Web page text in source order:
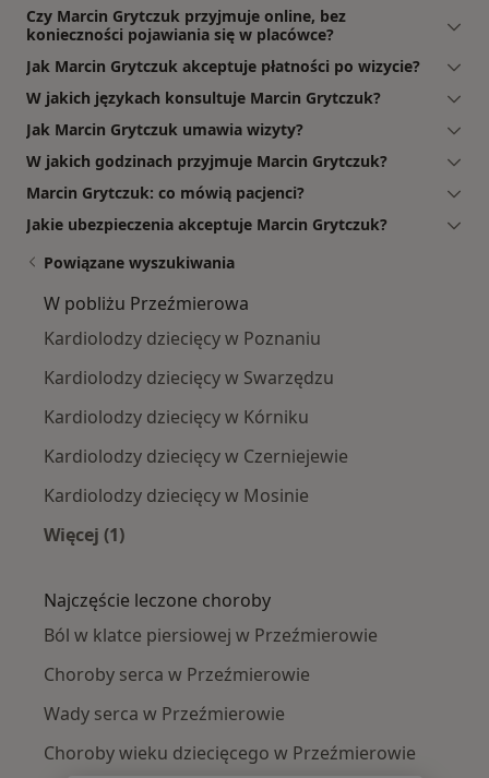
Czy Marcin Grytczuk przyjmuje online, bez
konieczności pojawiania się w placówce?
Jak Marcin Grytczuk akceptuje płatności po wizycie?
W jakich językach konsultuje Marcin Grytczuk?
Jak Marcin Grytczuk umawia wizyty?
W jakich godzinach przyjmuje Marcin Grytczuk?
Marcin Grytczuk: co mówią pacjenci?
Jakie ubezpieczenia akceptuje Marcin Grytczuk?
Powiązane wyszukiwania
W pobliżu Przeźmierowa
Kardiolodzy dziecięcy w Poznaniu
Kardiolodzy dziecięcy w Swarzędzu
Kardiolodzy dziecięcy w Kórniku
Kardiolodzy dziecięcy w Czerniejewie
Kardiolodzy dziecięcy w Mosinie
Więcej (1)
Najczęście leczone choroby
Ból w klatce piersiowej w Przeźmierowie
Choroby serca w Przeźmierowie
Wady serca w Przeźmierowie
Choroby wieku dziecięcego w Przeźmierowie